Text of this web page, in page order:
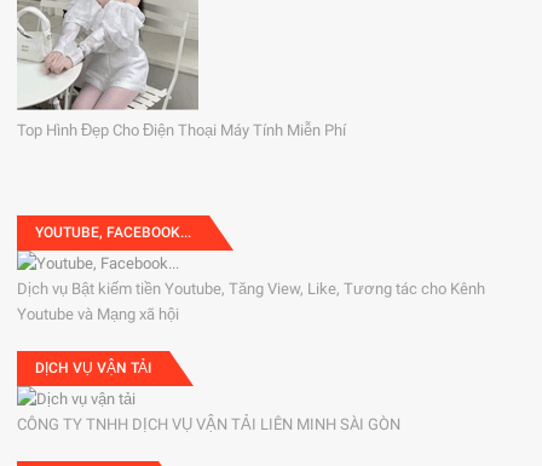
Top Hình Đẹp Cho Điện Thoại Máy Tính Miễn Phí
YOUTUBE, FACEBOOK...
Dịch vụ Bật kiếm tiền Youtube, Tăng View, Like, Tương tác cho Kênh
Youtube và Mạng xã hội
DỊCH VỤ VẬN TẢI
CÔNG TY TNHH DỊCH VỤ VẬN TẢI LIÊN MINH SÀI GÒN